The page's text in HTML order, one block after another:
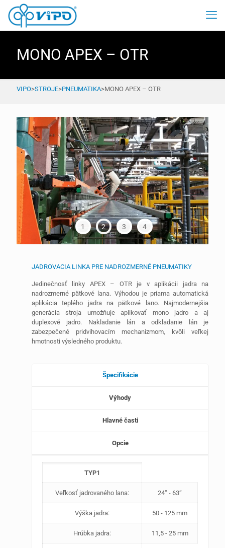
MONO APEX – OTR
VIPO>STROJE>PNEUMATIKA>MONO APEX – OTR
1 2 3 4
JADROVACIA LINKA PRE NADROZMERNÉ PNEUMATIKY
Jedinečnosť linky APEX – OTR je v aplikácii jadra na
nadrozmerné pätkové lana. Výhodou je priama automatická
aplikácia teplého jadra na pätkové lano. Najmodernejšia
generácia stroja umožňuje aplikovať mono jadro a aj
duplexové jadro. Nakladanie lán a odkladanie lán je
zabezpečené pridvihovacím mechanizmom, kvôli veľkej
hmotnosti výsledného produktu.
Špecifikácie
Výhody
Hlavné časti
Opcie
TYP1
Veľkosť jadrovaného lana: 24‘‘ - 63‘‘
Výška jadra: 50 - 125 mm
Hrúbka jadra: 11,5 - 25 mm